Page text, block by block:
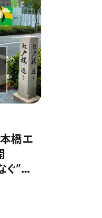
橋エ
ぐ”